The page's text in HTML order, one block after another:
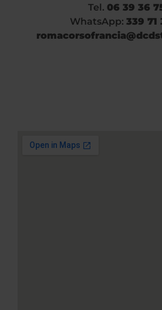
Tel. 06 39 36
WhatsApp: 339 71